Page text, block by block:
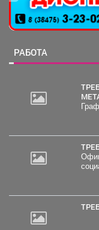
РАБОТА
ТРЕБУЕТСЯ - РАЗНОРАБОЧИЕ НА